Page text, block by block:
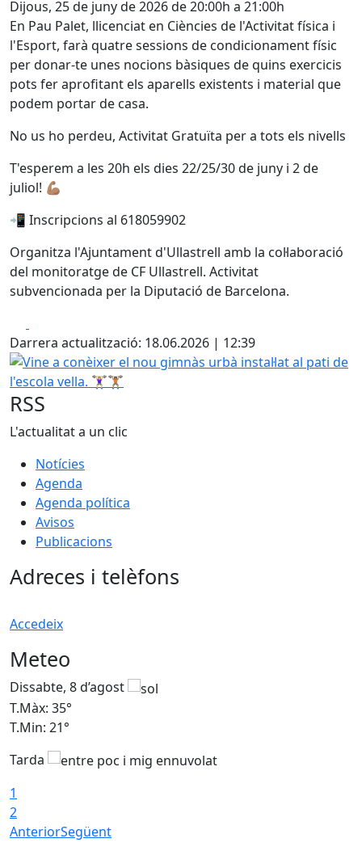
Dijous, 25 de juny de 2026 de 20:00h a 21:00h
En Pau Palet, llicenciat en Ciències de l'Activitat física i
l'Esport, farà quatre sessions de condicionament físic
per donar-te unes nocions bàsiques de quins exercicis
pots fer aprofitant els aparells existents i material que
podem portar de casa.
No us ho perdeu, Activitat Gratuïta per a tots els nivells
T'esperem a les 20h els dies 22/25/30 de juny i 2 de
juliol! 💪🏽
📲 Inscripcions al 618059902
Organitza l'Ajuntament d'Ullastrell amb la col·laboració
del monitoratge de CF Ullastrell. Activitat
subvencionada per la Diputació de Barcelona.
Darrera actualització: 18.06.2026 | 12:39
Vine a conèixer el nou gimnàs urbà instal·lat al pati de
RSS
L'actualitat a un clic
Notícies
Agenda
Agenda política
Avisos
Publicacions
Adreces i telèfons
Accedeix
Meteo
Dissabte, 8 d’agost
T.Màx: 35°
T.Min: 21°
Tarda
1
2
AnteriorSegüent